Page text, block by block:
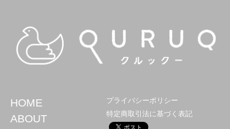
【卓上パーテーション その他】
HOME
ABOUT
プライバシーポリシー
特定商取引法に基づく表記